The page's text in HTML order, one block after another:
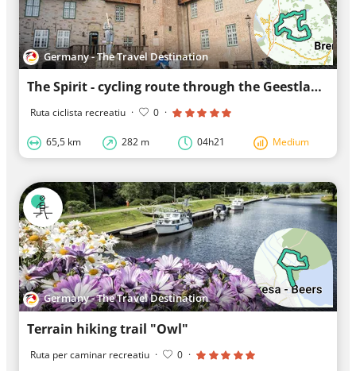
Germany - The Travel Destination
The Spirit - cycling route through the Geestland
Ruta ciclista recreatiu · 0 ·
65,5 km 282 m 04h21 Medium
Germany - The Travel Destination
Terrain hiking trail "Owl"
Ruta per caminar recreatiu · 0 ·